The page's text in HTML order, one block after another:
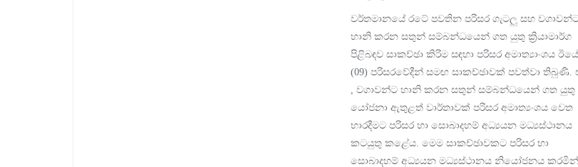
වර්තමානයේ රටේ පවතින පරිසර ගැටලු සහ
හානි කරන සතුන් සම්බන්ධයෙන් ගත යුතු ක්‍රියාමාර්ග
පිළිබඳව සාකච්ඡා කිරිම සඳහා පරිසර අමාත්‍යාංශය ඊයේ
(09) පරිසරවේදීන් සමඟ සාකච්ඡාවක් පවත්වා තිබුණි.
, වගාවන්ට හානි කරන සතුන් සම්බන්ධයෙන් ගත යුතු
යෝජනා ඇතුළත් වාර්තාවක් පරිසර අමාත්‍යංශය වෙත
භාරදීමට පරිසර හා සොබාදහම් අධ්‍යයන මධ්‍යස්ථානය
කටයුතු කළේය. මෙම සාකච්ඡාවකට පරිසර හා
සොබාදහම් අධ්‍යයන මධ්‍යස්ථානය නියෝජනය